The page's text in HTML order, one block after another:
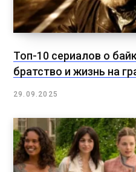
Топ-10 сериалов о
братство и жизнь на
29.09.2025